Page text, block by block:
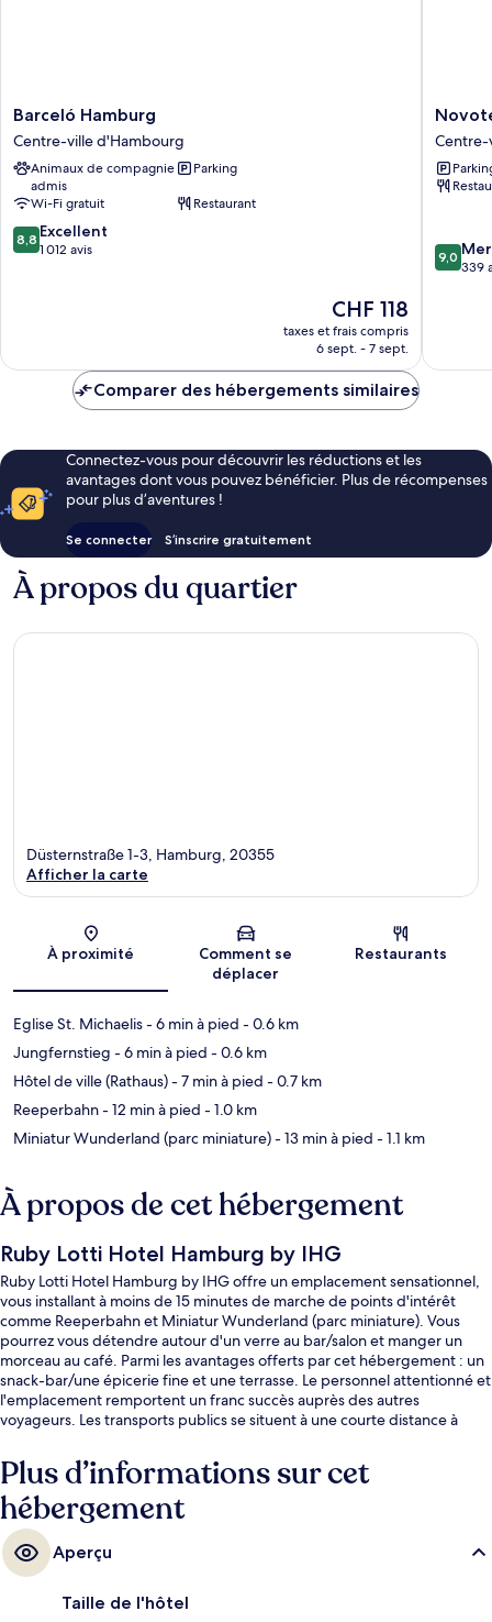
Barceló
Hamburg
Centre-
ville
d'Hambourg
Barceló Hamburg
Centre-ville d'Hambourg
Animaux de compagnie
admis
Parking
Wi-Fi gratuit
Restaurant
8.8
sur
8,8 Excellent
1 012 avis
Le
nouveau
prix
de
CHF 118
taxes et frais compris
6 sept. - 7 sept.
Novotel
Central
Station
Centre-
9.0
sur
9,0
339
Comparer des hébergements similaires
Connectez-vous pour découvrir les réductions et les
avantages dont vous pouvez bénéficier. Plus de récompenses
pour plus d’aventures !
Se connecter S’inscrire gratuitement
À propos du quartier
Carte
Düsternstraße 1-3, Hamburg, 20355
Afficher la carte
À proximité
Comment se
déplacer
Restaurants
Eglise St. Michaelis- 6 min à pied - 0.6 km
Jungfernstieg - 6 min à pied - 0.6 km
Hôtel de ville (Rathaus)- 7 min à pied - 0.7 km
Reeperbahn- 12 min à pied - 1.0 km
Miniatur Wunderland (parc miniature)- 13 min à pied - 1.1 km
À propos de cet hébergement
Ruby Lotti Hotel Hamburg by IHG
Ruby Lotti Hotel Hamburg by IHG offre un emplacement sensationnel,
vous installant à moins de 15 minutes de marche de points d'intérêt
comme Reeperbahn et Miniatur Wunderland (parc miniature). Vous
pourrez vous détendre autour d'un verre au bar/salon et manger un
morceau au café. Parmi les avantages offerts par cet hébergement : un
snack-bar/une épicerie fine et une terrasse. Le personnel attentionné et
l'emplacement remportent un franc succès auprès des autres
voyageurs. Les transports publics se situent à une courte distance à
Rodingsmarkt, à 5 min.
Plus d’informations sur cet
hébergement
Aperçu
Taille de l'hôtel